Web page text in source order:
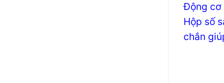
Động cơ
Hộp số
chắn